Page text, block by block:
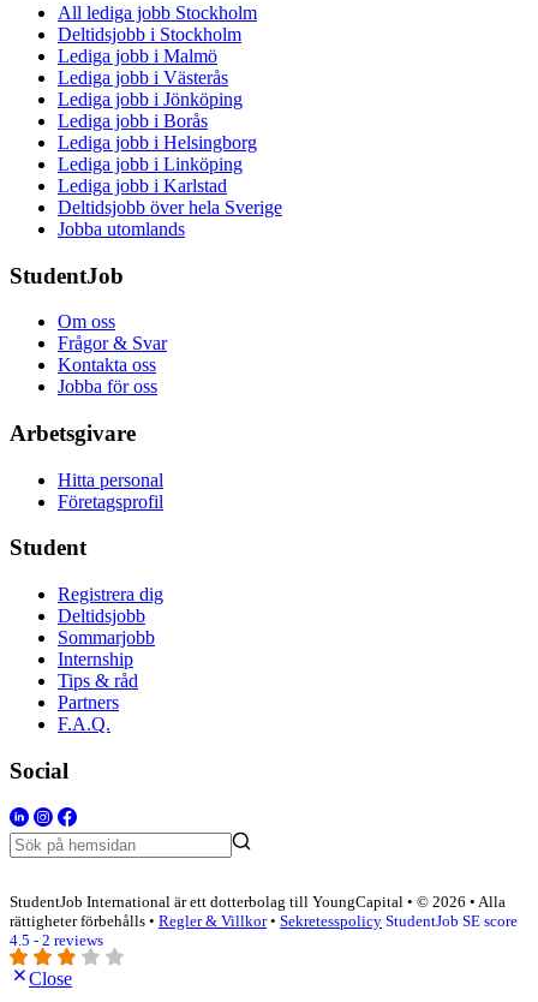
All lediga jobb Stockholm
Deltidsjobb i Stockholm
Lediga jobb i Malmö
Lediga jobb i Västerås
Lediga jobb i Jönköping
Lediga jobb i Borås
Lediga jobb i Helsingborg
Lediga jobb i Linköping
Lediga jobb i Karlstad
Deltidsjobb över hela Sverige
Jobba utomlands
StudentJob
Om oss
Frågor & Svar
Kontakta oss
Jobba för oss
Arbetsgivare
Hitta personal
Företagsprofil
Student
Registrera dig
Deltidsjobb
Sommarjobb
Internship
Tips & råd
Partners
F.A.Q.
Social
StudentJob International är ett dotterbolag till YoungCapital • © 2026 • Alla
rättigheter förbehålls • Regler & Villkor• Sekretesspolicy StudentJob SE score
4.5 - 2 reviews
Close